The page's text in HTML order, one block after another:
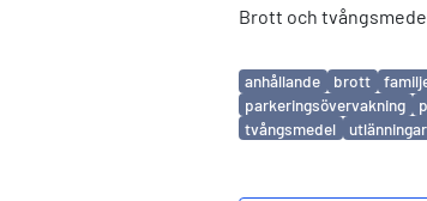
Brott och
Avainsanat
anhållande brott
parkeringsövervakning
tvångsmedel
utlänningar